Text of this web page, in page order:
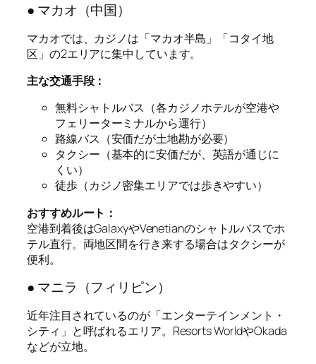
● マカオ（中国）
マカオでは、カジノは「マカオ半島」「コタイ地
区」の2エリアに集中しています。
主な交通手段：
無料シャトルバス（各カジノホテルが空港や
フェリーターミナルから運行）
路線バス（安価だが土地勘が必要）
タクシー（基本的に安価だが、英語が通じに
くい）
徒歩（カジノ密集エリアでは歩きやすい）
おすすめルート：
空港到着後はGalaxyやVenetianのシャトルバスでホ
テル直行。両地区間を行き来する場合はタクシーが
便利。
● マニラ（フィリピン）
近年注目されているのが「エンターテインメント・
シティ」と呼ばれるエリア。Resorts WorldやOkada
などが立地。